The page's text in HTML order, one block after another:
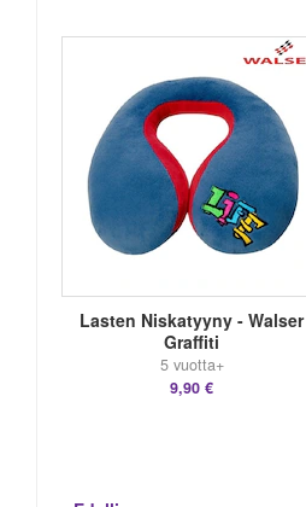
Lasten Niskatyyny - Walser
Graffiti
5 vuotta+
9,90 €